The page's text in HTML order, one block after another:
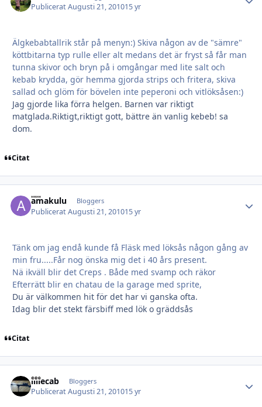
PubliceratAugusti 21, 201015 yr
Älgkebabtallrik står på menyn:) Skiva någon av de "sämre"
köttbitarna typ rulle eller alt medans det är fryst så får man
tunna skivor och bryn på i omgångar med lite salt och
kebab krydda, gör hemma gjorda strips och fritera, skiva
sallad och glöm för bövelen inte peperoni och vitlöksåsen:)
Jag gjorde lika förra helgen. Barnen var riktigt
matglada.Riktigt,riktigt gott, bättre än vanlig kebeb! sa
dom.
Citat
amakulu Bloggers
PubliceratAugusti 21, 201015 yr
Tänk om jag endå kunde få Fläsk med löksås någon gång av
min fru.....Får nog önska mig det i 40 års present.
Nä ikväll blir det Creps . Både med svamp och räkor
Efterrätt blir en chatau de la garage med sprite,
Du är välkommen hit för det har vi ganska ofta.
Idag blir det stekt färsbiff med lök o gräddsås
Citat
lillecab Bloggers
PubliceratAugusti 21, 201015 yr